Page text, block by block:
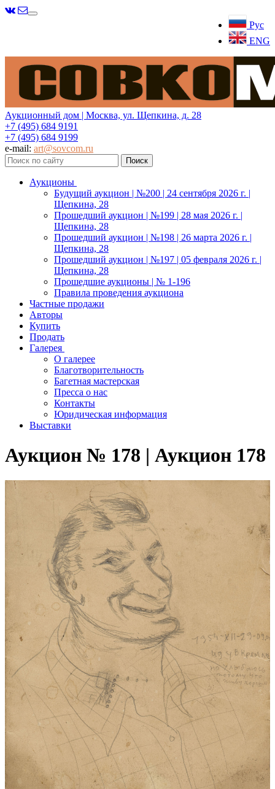
Рус
ENG
Меню
Аукционный дом | Москва, ул. Щепкина, д. 28
+7 (495) 684 9191
+7 (495) 684 9199
e-mail: art@sovcom.ru
Аукционы
Будущий аукцион | №200 | 24 сентября 2026 г. |
Щепкина, 28
Прошедший аукцион | №199 | 28 мая 2026 г. |
Щепкина, 28
Прошедший аукцион | №198 | 26 марта 2026 г. |
Щепкина, 28
Прошедший аукцион | №197 | 05 февраля 2026 г. |
Щепкина, 28
Прошедшие аукционы | № 1-196
Правила проведения аукциона
Частные продажи
Авторы
Купить
Продать
Галерея
О галерее
Благотворительность
Багетная мастерская
Пресса о нас
Контакты
Юридическая информация
Выставки
Аукцион № 178 | Аукцион 178